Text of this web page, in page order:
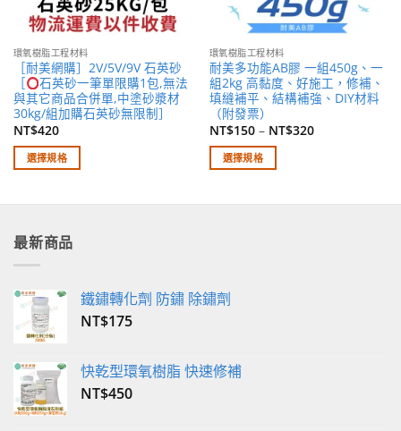
環氧樹脂工程材料
［耐美網購］2V/5V/9V 石英砂
［
石英砂一筆單限購1包,無法
與其它商品合併單,中塗砂漿材
30kg/組加購石英砂無限制］
NT$420
選擇規格
有
多
種
款
式。
可
產
品
頁
環氧樹脂工程材料
耐美多功能AB膠 一組450g、一
組2kg 高黏度、好施工，修補、
填縫補平、結構補強、DIY材料
（附發票）
NT$150– NT$320
選擇規格
款
式。
產
最新商品
鐵鏽轉化劑 防鏽 除鏽劑
NT$175
快乾型環氧樹脂 快速修補
NT$450